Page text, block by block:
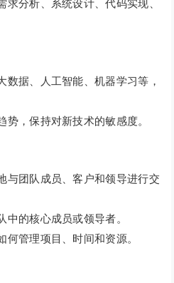
分析、系统设计、代码实现、
数据、人工智能、机器学习等，
，保持对新技术的敏感度。
与团队成员、客户和领导进行交
的核心成员或领导者。
管理项目、时间和资源。